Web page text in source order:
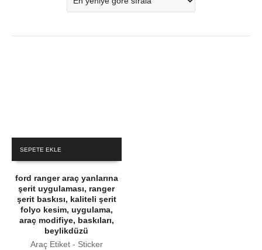
SEPETE EKLE
ford ranger araç yanlarına
şerit uygulaması, ranger
şerit baskısı, kaliteli şerit
folyo kesim, uygulama,
araç modifiye, baskıları,
beylikdüzü
Araç Etiket - Sticker